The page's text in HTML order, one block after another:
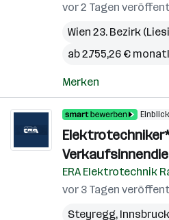
vor 2 Tagen
Wien 23. Bezirk
ab 2.755,26 €
Merken
ERA Elektrotechnik
vor 3 Tagen
Steyregg, Innsbruck